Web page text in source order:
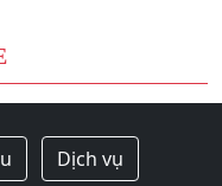
Dịch vụ